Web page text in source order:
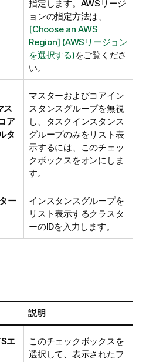
指定します。AWSリージ
ョンの指定方法は、
[Choose an AWS
Region] (AWSリージョン
を選択する)をご覧くださ
い。
ス
ア
タ
マスターおよびコアイン
スタンスグループを無視
し、タスクインスタンス
グループのみをリスト表
示するには、このチェッ
クボックスをオンにしま
す。
ー
インスタンスグループを
リスト表示するクラスタ
ーのIDを入力します。
説明
エ
このチェックボックスを
選択して、表示されたフ